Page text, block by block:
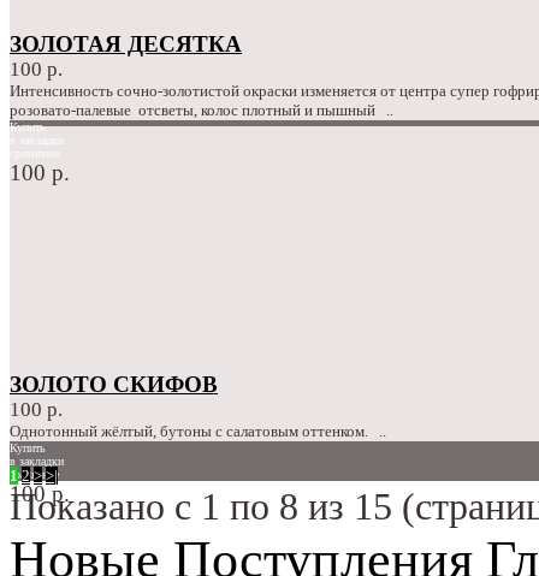
ЗОЛОТАЯ ДЕСЯТКА
100 р.
Интенсивность сочно-золотистой окраски изменяется от центра супер
розовато-палевые отсветы, колос плотный и пышный ..
Купить
100 р.
ЗОЛОТО СКИФОВ
100 р.
Однотонный жёлтый, бутоны с салатовым оттенком. ..
Купить
в закладки
сравнение
100 р.
1 2 > >|
Показано с 1 по 8 из 15
Новые Поступления